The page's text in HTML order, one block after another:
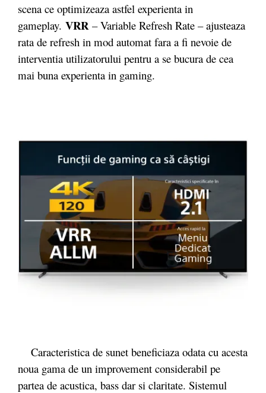
scena ce optimizeaza astfel experienta in
gameplay. VRR – Variable Refresh Rate – ajusteaza
rata de refresh in mod automat fara a fi nevoie de
interventia utilizatorului pentru a se bucura de cea
mai buna experienta in gaming.
Caracteristica de sunet beneficiaza odata cu acesta
noua gama de un improvement considerabil pe
partea de acustica, bass dar si claritate. Sistemul